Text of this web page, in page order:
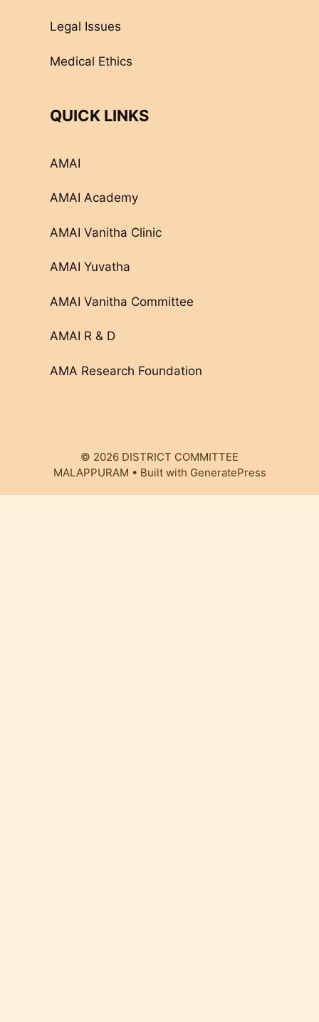
Legal Issues
Medical Ethics
QUICK LINKS
AMAI
AMAI Academy
AMAI Vanitha Clinic
AMAI Yuvatha
AMAI Vanitha Committee
AMAI R & D
AMA Research Foundation
© 2026 DISTRICT COMMITTEE
MALAPPURAM • Built with GeneratePress